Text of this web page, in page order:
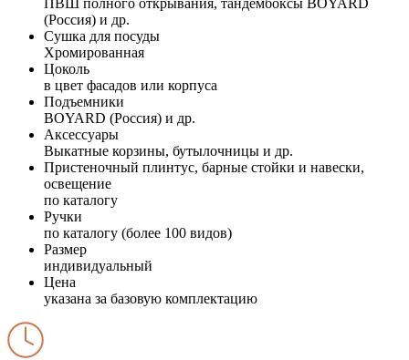
(Россия) и др.
Сушка для посуды
Хромированная
Цоколь
в цвет фасадов или корпуса
Подъемники
BOYARD (Россия) и др.
Аксессуары
Выкатные корзины, бутылочницы и др.
Пристеночный плинтус, барные стойки и навески,
освещение
по каталогу
Ручки
по каталогу (более 100 видов)
Размер
индивидуальный
Цена
указана за базовую комплектацию